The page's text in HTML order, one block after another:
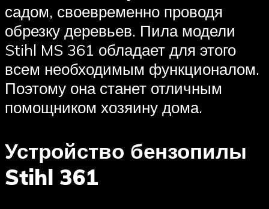
садом, своевременно проводя
обрезку деревьев. Пила модели
Stihl MS 361 обладает для этого
всем необходимым функционалом.
Поэтому она станет отличным
помощником хозяину дома.
Устройство бензопилы
Stihl 361